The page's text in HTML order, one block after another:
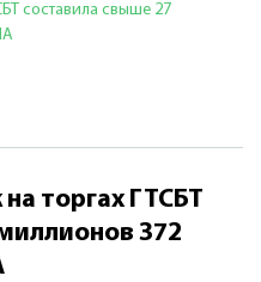
составила свыше 27
торгах ГТСБТ
372